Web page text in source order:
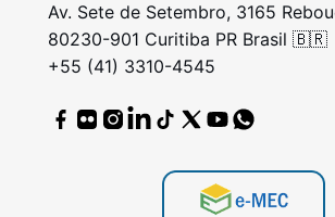
Av. Sete de Setembro, 3165
80230-901 Curitiba PR Brasil 🇧🇷
+55 (41) 3310-4545